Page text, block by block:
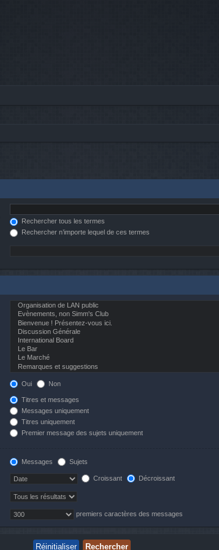
Rechercher tous les termes
Rechercher n’importe lequel de ces termes
Oui Non
Titres et messages
Messages uniquement
Titres uniquement
Premier message des sujets uniquement
Messages Sujets
Croissant Décroissant
premiers caractères des messages